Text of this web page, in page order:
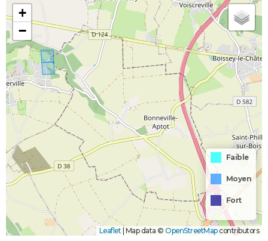
+
−
Faible
Moyen
Fort
Leaflet | Map data © OpenStreetMapcontributors